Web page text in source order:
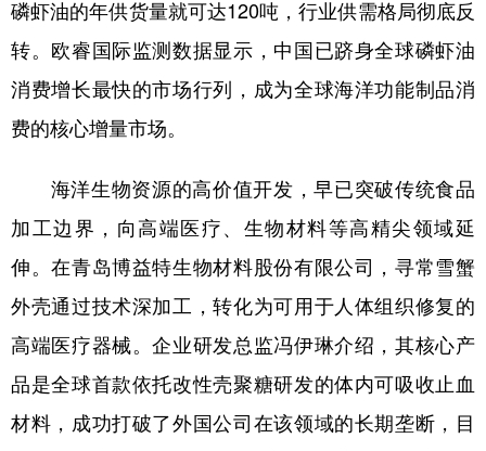
浙江 安徽 福建 江西
陕西 甘肃 青海 宁夏
English Español Français عربى
Русский язык 日本語 한국어
磷虾油的年供货量就可达120吨，行业供需格局彻底反
转。欧睿国际监测数据显示，中国已跻身全球磷虾油
消费增长最快的市场行列，成为全球海洋功能制品消
费的核心增量市场。
海洋生物资源的高价值开发，早已突破传统食品
加工边界，向高端医疗、生物材料等高精尖领域延
伸。在青岛博益特生物材料股份有限公司，寻常雪蟹
外壳通过技术深加工，转化为可用于人体组织修复的
高端医疗器械。企业研发总监冯伊琳介绍，其核心产
品是全球首款依托改性壳聚糖研发的体内可吸收止血
材料，成功打破了外国公司在该领域的长期垄断，目